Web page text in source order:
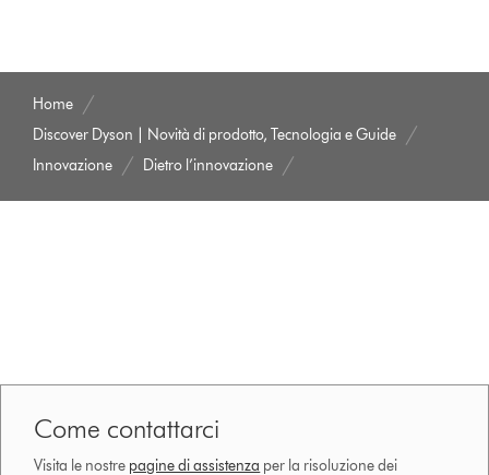
Home
Discover Dyson | Novità di prodotto, Tecnologia e Guide
Innovazione
Dietro l’innovazione
Come contattarci
Visita le nostre pagine di assistenza per la risoluzione dei